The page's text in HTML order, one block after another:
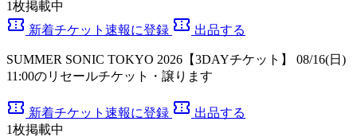
1枚掲載中
confirmation_number 新着チケット速報に登録 confirmation_number 出品する
SUMMER SONIC TOKYO 2026【3DAYチケット】 08/16(日)
11:00のリセールチケット・譲ります
confirmation_number 新着チケット速報に登録 confirmation_number 出品する
1枚掲載中